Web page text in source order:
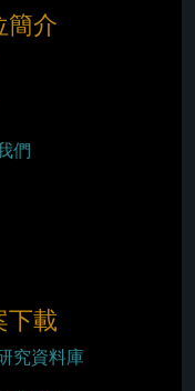
簡介
們
下載
究資料庫